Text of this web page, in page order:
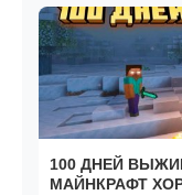
100 ДНЕЙ
МАЙНКРАФТ